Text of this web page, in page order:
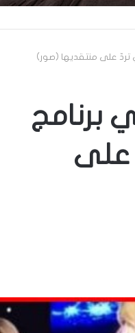
تردّ على منتقديها (صور)
برنامج
على